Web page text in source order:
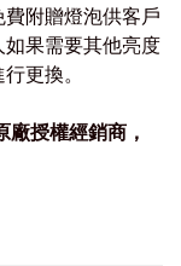
附贈燈泡供客戶
果需要其他亮度
更換。
廠授權經銷商，